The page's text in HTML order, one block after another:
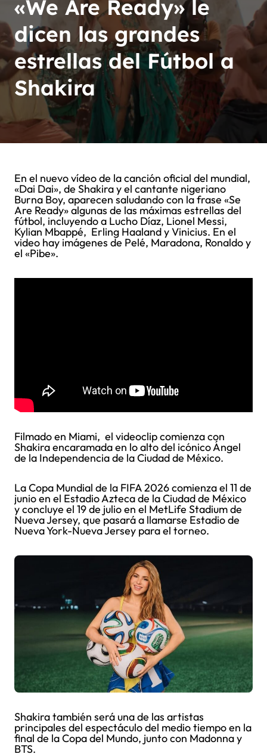
«We Are Ready» le
dicen las grandes
estrellas del Fútbol a
Shakira
En el nuevo vídeo de la canción oficial del mundial,
«Dai Dai», de Shakira y el cantante nigeriano
Burna Boy, aparecen saludando con la frase «Se
Are Ready» algunas de las máximas estrellas del
fútbol, incluyendo a Lucho Díaz, Lionel Messi,
Kylian Mbappé, Erling Haaland y Vinicius. En el
video hay imágenes de Pelé, Maradona, Ronaldo y
el «Pibe».
Filmado en Miami, el videoclip comienza con
Shakira encaramada en lo alto del icónico Ángel
de la Independencia de la Ciudad de México.
La Copa Mundial de la FIFA 2026 comienza el 11 de
junio en el Estadio Azteca de la Ciudad de México
y concluye el 19 de julio en el MetLife Stadium de
Nueva Jersey, que pasará a llamarse Estadio de
Nueva York-Nueva Jersey para el torneo.
Shakira también será una de las artistas
principales del espectáculo del medio tiempo en la
final de la Copa del Mundo, junto con Madonna y
BTS.